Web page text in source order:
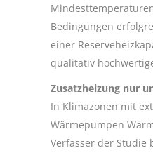
Bedingungen
einer
qualitativ
Zusatzheizung nur
In Klimazonen mit
Wärmepumpen
Verfasser der Studie